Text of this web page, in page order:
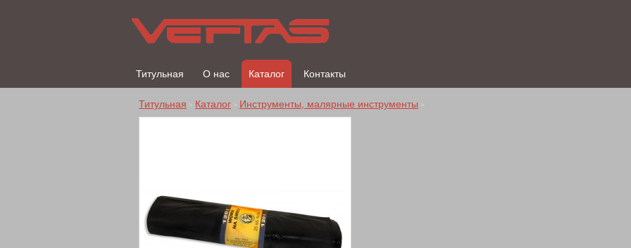
Титульная О нас Каталог Контакты
Титульная > Каталог > Инструменты, малярные инструменты >